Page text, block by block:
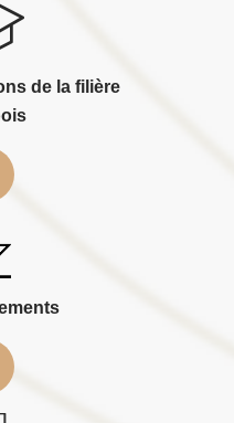
de la filière